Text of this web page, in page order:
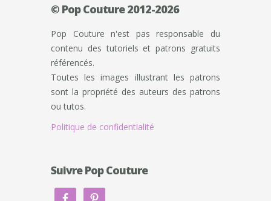
© Pop Couture 2012-2026
Pop Couture n'est pas responsable du
contenu des tutoriels et patrons gratuits
référencés.
Toutes les images illustrant les patrons
sont la propriété des auteurs des patrons
ou tutos.
Politique de confidentialité
Suivre Pop Couture